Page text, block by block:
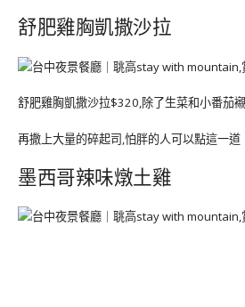
舒肥雞胸凱撒沙拉
舒肥雞胸凱撒沙拉$320,除了生菜和小番茄
再撒上大量的碎起司,怕胖的人可以點這一道
墨西哥辣味燉土雞